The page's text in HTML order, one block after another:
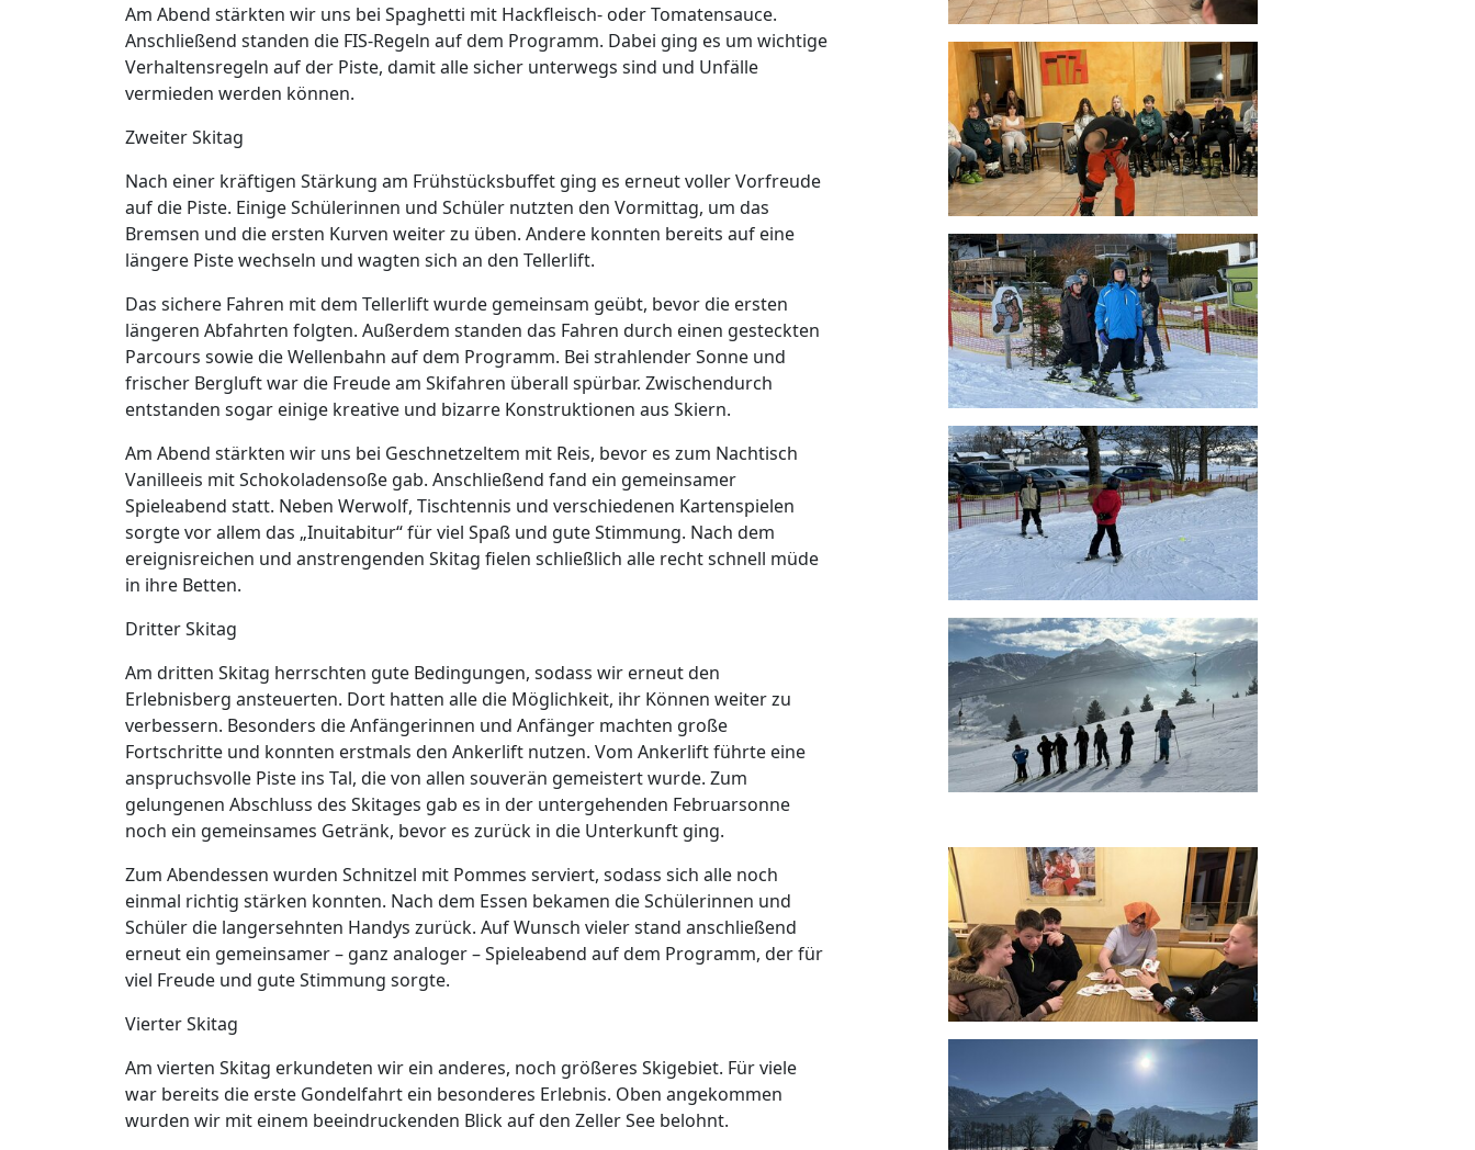
Am Abend stärkten wir uns bei Spaghetti mit Hackfleisch- oder Tomatensauce.
Anschließend standen die FIS-Regeln auf dem Programm. Dabei ging es um wichtige
Verhaltensregeln auf der Piste, damit alle sicher unterwegs sind und Unfälle
vermieden werden können.
Zweiter Skitag
Nach einer kräftigen Stärkung am Frühstücksbuffet ging es erneut voller Vorfreude
auf die Piste. Einige Schülerinnen und Schüler nutzten den Vormittag, um das
Bremsen und die ersten Kurven weiter zu üben. Andere konnten bereits auf eine
längere Piste wechseln und wagten sich an den Tellerlift.
Das sichere Fahren mit dem Tellerlift wurde gemeinsam geübt, bevor die ersten
längeren Abfahrten folgten. Außerdem standen das Fahren durch einen gesteckten
Parcours sowie die Wellenbahn auf dem Programm. Bei strahlender Sonne und
frischer Bergluft war die Freude am Skifahren überall spürbar. Zwischendurch
entstanden sogar einige kreative und bizarre Konstruktionen aus Skiern.
Am Abend stärkten wir uns bei Geschnetzeltem mit Reis, bevor es zum Nachtisch
Vanilleeis mit Schokoladensoße gab. Anschließend fand ein gemeinsamer
Spieleabend statt. Neben Werwolf, Tischtennis und verschiedenen Kartenspielen
sorgte vor allem das „Inuitabitur“ für viel Spaß und gute Stimmung. Nach dem
ereignisreichen und anstrengenden Skitag fielen schließlich alle recht schnell müde
in ihre Betten.
Dritter Skitag
Am dritten Skitag herrschten gute Bedingungen, sodass wir erneut den
Erlebnisberg ansteuerten. Dort hatten alle die Möglichkeit, ihr Können weiter zu
verbessern. Besonders die Anfängerinnen und Anfänger machten große
Fortschritte und konnten erstmals den Ankerlift nutzen. Vom Ankerlift führte eine
anspruchsvolle Piste ins Tal, die von allen souverän gemeistert wurde. Zum
gelungenen Abschluss des Skitages gab es in der untergehenden Februarsonne
noch ein gemeinsames Getränk, bevor es zurück in die Unterkunft ging.
Zum Abendessen wurden Schnitzel mit Pommes serviert, sodass sich alle noch
einmal richtig stärken konnten. Nach dem Essen bekamen die Schülerinnen und
Schüler die langersehnten Handys zurück. Auf Wunsch vieler stand anschließend
erneut ein gemeinsamer – ganz analoger – Spieleabend auf dem Programm, der für
viel Freude und gute Stimmung sorgte.
Vierter Skitag
Am vierten Skitag erkundeten wir ein anderes, noch größeres Skigebiet. Für viele
war bereits die erste Gondelfahrt ein besonderes Erlebnis. Oben angekommen
wurden wir mit einem beeindruckenden Blick auf den Zeller See belohnt.